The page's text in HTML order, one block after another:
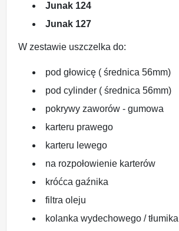
Junak 124
Junak 127
W zestawie uszczelka do:
pod głowicę ( średnica 56mm)
pod cylinder ( średnica 56mm)
pokrywy zaworów - gumowa
karteru prawego
karteru lewego
na rozpołowienie karterów
króćca gaźnika
filtra oleju
kolanka wydechowego / tłumika